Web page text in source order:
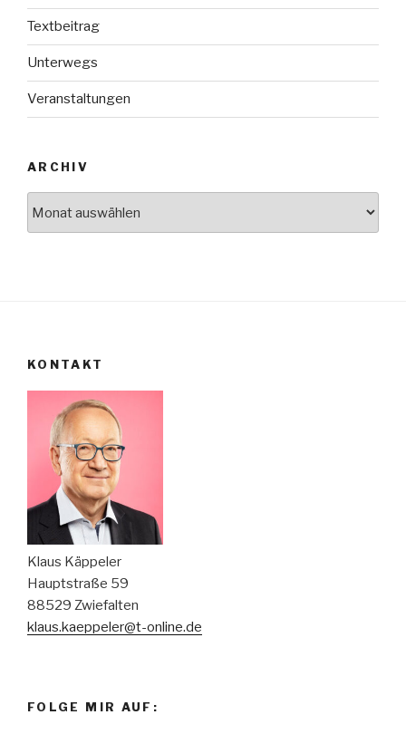
Textbeitrag
Unterwegs
Veranstaltungen
ARCHIV
KONTAKT
Klaus Käppeler
Hauptstraße 59
88529 Zwiefalten
klaus.kaeppeler@t-online.de
FOLGE MIR AUF: